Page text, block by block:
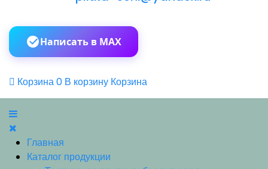
Написать в MAX
Корзина0 В корзину Корзина
Главная
Каталог продукции